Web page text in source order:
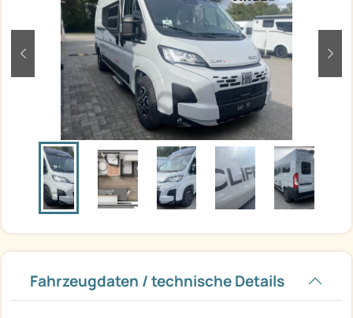
zurück
Fahrzeugdaten / technische Details